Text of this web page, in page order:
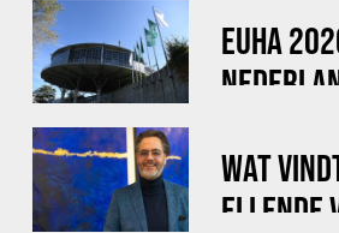
EUHA
WAT
ELLENDE